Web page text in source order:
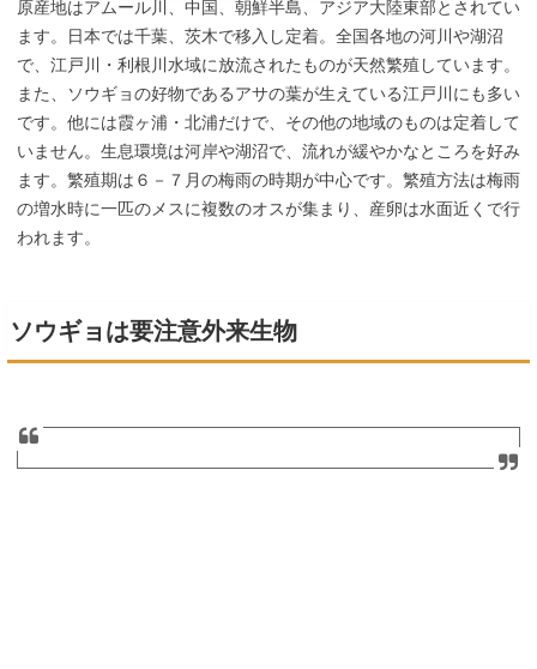
原産地はアムール川、中国、朝鮮半島、アジア大陸東部とされてい
ます。日本では千葉、茨木で移入し定着。全国各地の河川や湖沼
で、江戸川・利根川水域に放流されたものが天然繁殖しています。
また、ソウギョの好物であるアサの葉が生えている江戸川にも多い
です。他には霞ヶ浦・北浦だけで、その他の地域のものは定着して
いません。生息環境は河岸や湖沼で、流れが緩やかなところを好み
ます。繁殖期は６－７月の梅雨の時期が中心です。繁殖方法は梅雨
の増水時に一匹のメスに複数のオスが集まり、産卵は水面近くで行
われます。
ソウギョは要注意外来生物